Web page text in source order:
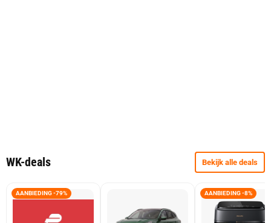
WK-deals Bekijk alle deals
AANBIEDING -79% AANBIEDING -8%